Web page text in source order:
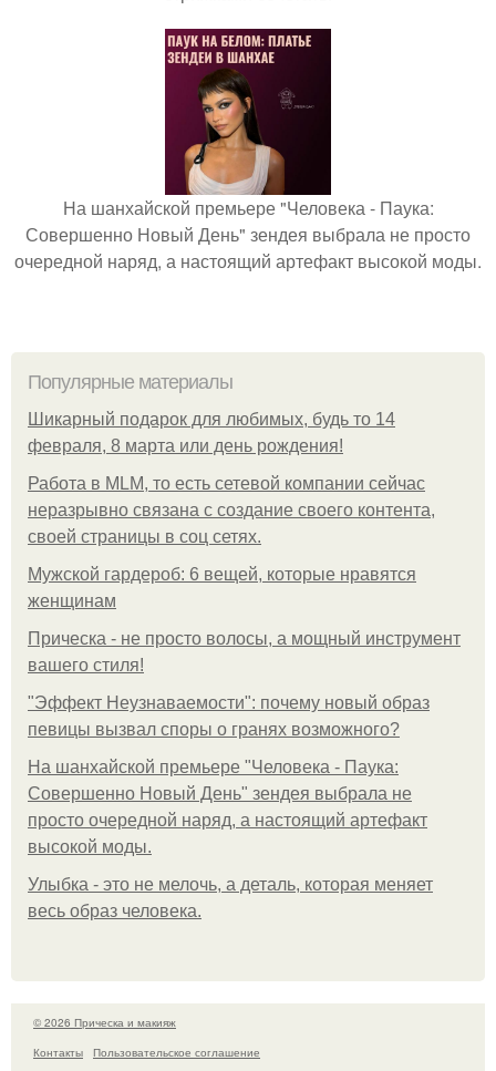
На шанхайской премьере "Человека - Паука:
Совершенно Новый День" зендея выбрала не просто
очередной наряд, а настоящий артефакт высокой моды.
Популярные материалы
Шикарный подарок для любимых, будь то 14
февраля, 8 марта или день рождения!
Работа в MLM, то есть сетевой компании сейчас
неразрывно связана с создание своего контента,
своей страницы в соц сетях.
Мужской гардероб: 6 вещей, которые нравятся
женщинам
Прическа - не просто волосы, а мощный инструмент
вашего стиля!
"Эффект Неузнаваемости": почему новый образ
певицы вызвал споры о гранях возможного?
На шанхайской премьере "Человека - Паука:
Совершенно Новый День" зендея выбрала не
просто очередной наряд, а настоящий артефакт
высокой моды.
Улыбка - это не мелочь, а деталь, которая меняет
весь образ человека.
© 2026 Прическа и макияж
Контакты
Пользовательское соглашение